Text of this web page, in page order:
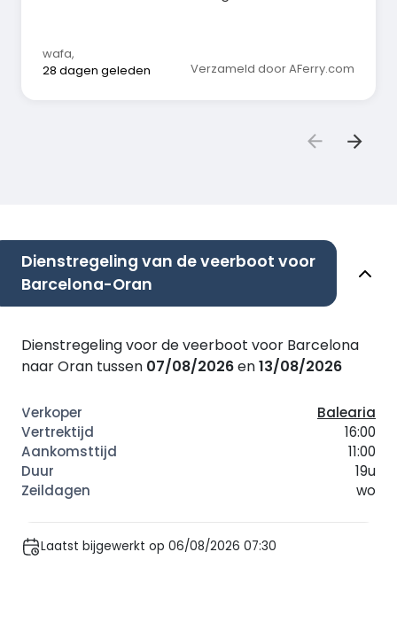
wafa,
28 dagen geleden
Verzameld door AFerry.com
Dienstregeling van de veerboot voor
Barcelona-Oran
Dienstregeling voor de veerboot voor Barcelona
naar Oran tussen 07/08/2026en13/08/2026
Balearia
16:00
11:00
19u
wo
Laatst bijgewerkt op 06/08/2026 07:30